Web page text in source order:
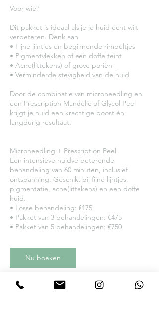
Voor wie?
Dit pakket is ideaal als je je huid écht wilt
verbeteren. Denk aan:
• Fijne lijntjes en beginnende rimpeltjes
• Pigmentvlekken of een doffe teint
• Acne(littekens) of grove poriën
• Verminderde stevigheid van de huid
Door de combinatie van microneedling en
een Prescription Mandelic of Glycol Peel
krijgt je huid een krachtige boost én
langdurig resultaat.
Microneedling + Prescription Peel
Een intensieve huidverbeterende
behandeling van 60 minuten, inclusief
ontspanning. Geschikt bij fijne lijntjes,
pigmentatie, acne(littekens) en een doffe
huid.
• Losse behandeling: €175
• Pakket van 3 behandelingen: €475
Nu boeken